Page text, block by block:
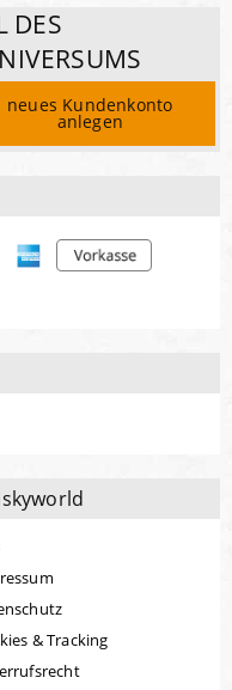
DES
neues Kundenkonto
anlegen
& Tracking